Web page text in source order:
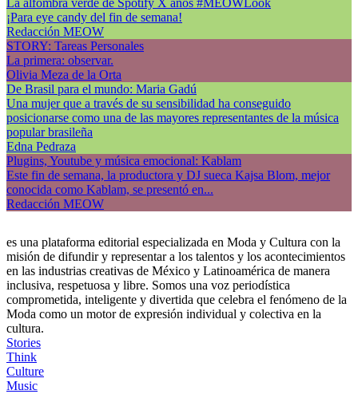
¡Para eye candy del fin de semana!
Redacción MEOW
STORY: Tareas Personales
La primera: observar.
Olivia Meza de la Orta
De Brasil para el mundo: Maria Gadú
Una mujer que a través de su sensibilidad ha conseguido
posicionarse como una de las mayores representantes de la música
popular brasileña
Edna Pedraza
Plugins, Youtube y música emocional: Kablam
Este fin de semana, la productora y DJ sueca Kajsa Blom, mejor
conocida como Kablam, se presentó en...
Redacción MEOW
es una plataforma editorial especializada en Moda y Cultura con la
misión de difundir y representar a los talentos y los acontecimientos
en las industrias creativas de México y Latinoamérica de manera
inclusiva, respetuosa y libre. Somos una voz periodística
comprometida, inteligente y divertida que celebra el fenómeno de la
Moda como un motor de expresión individual y colectiva en la
cultura.
Stories
Think
Culture
Music